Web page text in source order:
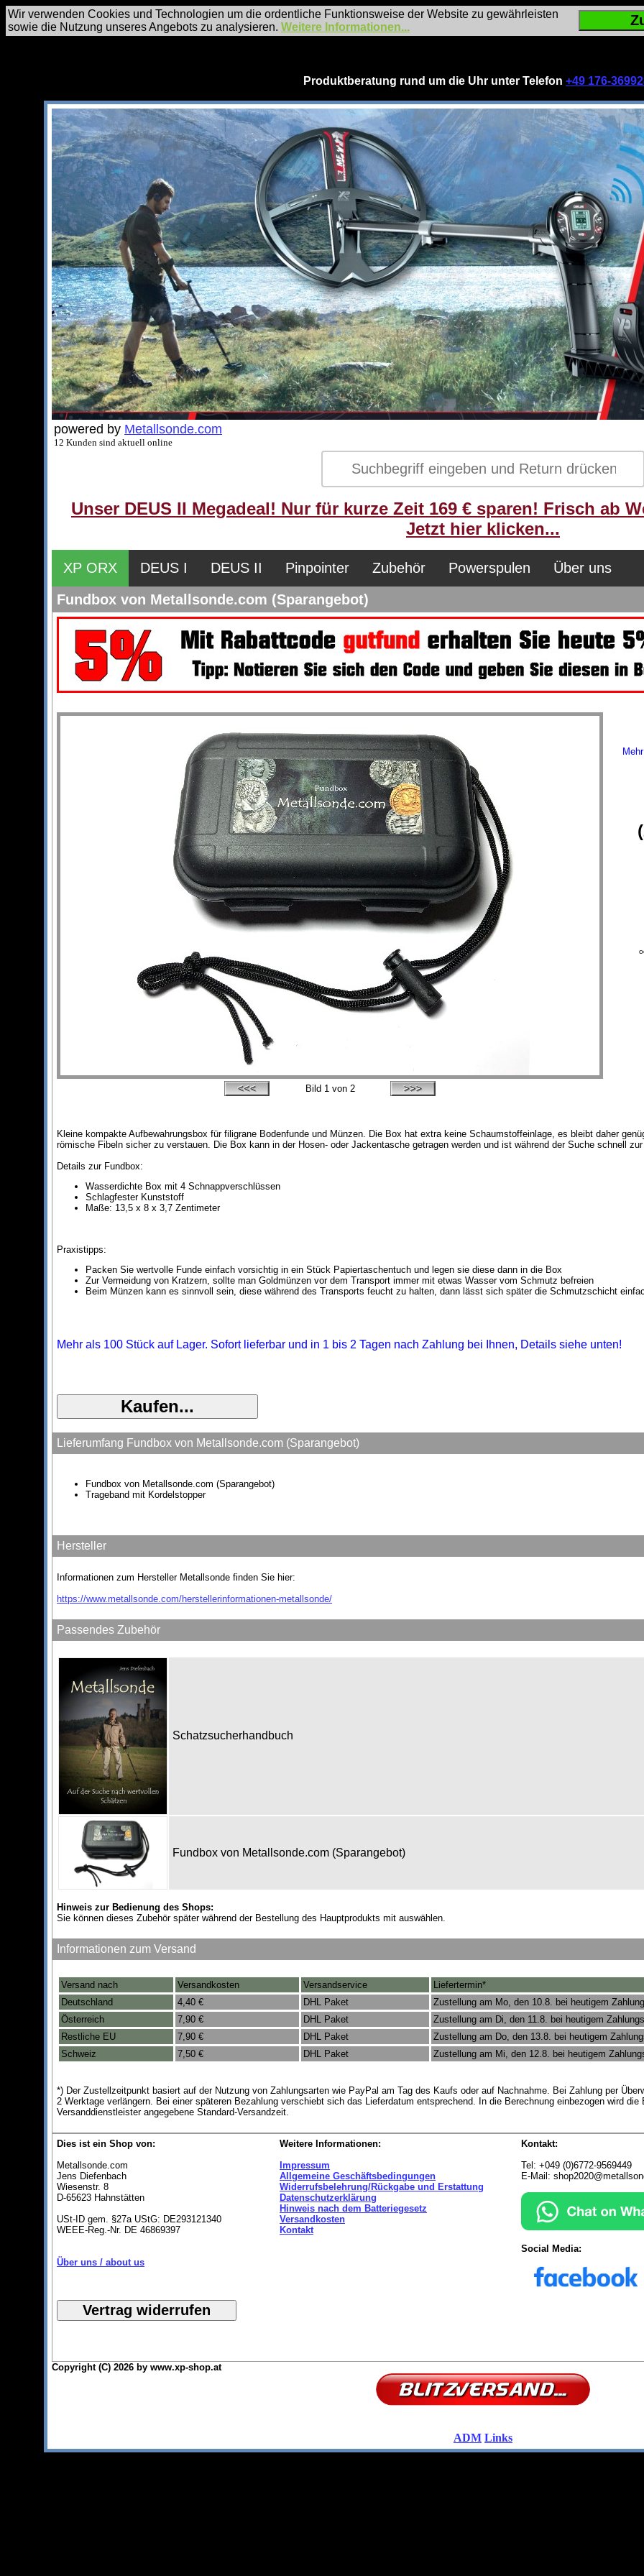
Wir verwenden Cookies und Technologien um die ordentliche Funktionsweise der Website zu gewährleisten
sowie die Nutzung unseres Angebots zu analysieren. Weitere Informationen...
Produktberatung rund um die Uhr unter Telefon +49 176-
powered by Metallsonde.com
12 Kunden sind aktuell online
Unser DEUS II Megadeal! Nur für kurze Zeit 169 € sparen! Frisch ab
Jetzt hier klicken...
XP ORX DEUS I DEUS II Pinpointer Zubehör Powerspulen
Über uns
Fundbox von Metallsonde.com (Sparangebot)
Bild 1von 2
Kleine kompakte Aufbewahrungsbox für filigrane Bodenfunde und Münzen. Die Box hat extra keine Schaumstoffeinlage, es bleibt daher
römische Fibeln sicher zu verstauen. Die Box kann in der Hosen- oder Jackentasche getragen werden und ist während der Suche schnell zur
Details zur Fundbox:
Wasserdichte Box mit 4 Schnappverschlüssen
Schlagfester Kunststoff
Maße: 13,5 x 8 x 3,7 Zentimeter
Praxistipps:
Packen Sie wertvolle Funde einfach vorsichtig in ein Stück Papiertaschentuch und legen sie diese dann in die Box
Zur Vermeidung von Kratzern, sollte man Goldmünzen vor dem Transport immer mit etwas Wasser vom Schmutz befreien
Beim Münzen kann es sinnvoll sein, diese während des Transports feucht zu halten, dann lässt sich später die Schmutzschicht
Mehr als 100 Stück auf Lager. Sofort lieferbar und in 1 bis 2 Tagen nach Zahlung bei Ihnen, Details siehe unten!
Lieferumfang Fundbox von Metallsonde.com (Sparangebot)
Fundbox von Metallsonde.com (Sparangebot)
Trageband mit Kordelstopper
Hersteller
Informationen zum Hersteller Metallsonde finden Sie hier:
https://www.metallsonde.com/herstellerinformationen-metallsonde/
Passendes Zubehör
Schatzsucherhandbuch
Fundbox von Metallsonde.com (Sparangebot)
Hinweis zur Bedienung des Shops:
Sie können dieses Zubehör später während der Bestellung des Hauptprodukts mit auswählen.
Informationen zum Versand
Versand nach Versandkosten Versandservice
Liefertermin*
Deutschland
4,40 € DHL Paket
Zustellung am Mo, den 10.8. bei heutigem
Österreich
7,90 € DHL Paket
Zustellung am Di, den 11.8. bei heutigem
Restliche EU
7,90 € DHL Paket
Zustellung am Do, den 13.8. bei heutigem
Schweiz
7,50 € DHL Paket Zustellung am Mi, den 12.8. bei heutigem
*) Der Zustellzeitpunkt basiert auf der Nutzung von Zahlungsarten wie PayPal am Tag des Kaufs oder auf Nachnahme. Bei Zahlung per
2 Werktage verlängern. Bei einer späteren Bezahlung verschiebt sich das Lieferdatum entsprechend. In die Berechnung einbezogen wird
Versanddienstleister angegebene Standard-Versandzeit.
Dies ist ein Shop von:
Metallsonde.com
Jens Diefenbach
Wiesenstr. 8
D-65623 Hahnstätten
USt-ID gem. §27a UStG: DE293121340
WEEE-Reg.-Nr. DE 46869397
Über uns / about us
Weitere Informationen:
Impressum
Allgemeine Geschäftsbedingungen
Widerrufsbelehrung/Rückgabe und Erstattung
Datenschutzerklärung
Hinweis nach dem Batteriegesetz
Versandkosten
Kontakt
Kontakt:
Tel: +049 (0)6772-9569449
E-Mail:
Social Media:
Copyright (C) 2026 by www.xp-shop.at
ADM Links